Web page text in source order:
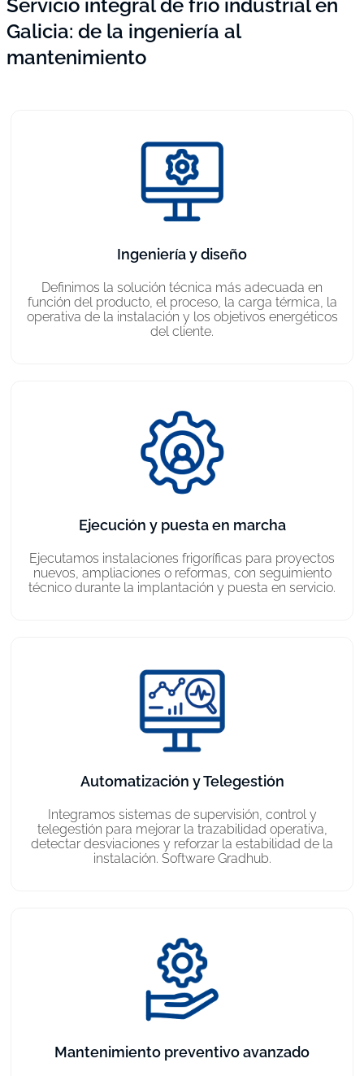
Servicio integral de frio industrial en
Galicia: de la ingeniería al
mantenimiento
Ingeniería y diseño
Definimos la solución técnica más adecuada en
función del producto, el proceso, la carga térmica, la
operativa de la instalación y los objetivos energéticos
del cliente.
Ejecución y puesta en marcha
Ejecutamos instalaciones frigoríficas para proyectos
nuevos, ampliaciones o reformas, con seguimiento
técnico durante la implantación y puesta en servicio.
Automatización y Telegestión
Integramos sistemas de supervisión, control y
telegestión para mejorar la trazabilidad operativa,
detectar desviaciones y reforzar la estabilidad de la
instalación. Software Gradhub.
Mantenimiento preventivo avanzado